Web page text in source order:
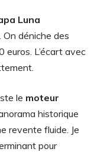
Luna
On déniche des
L’écart avec
le moteur
historique
revente fluide. Je
pour